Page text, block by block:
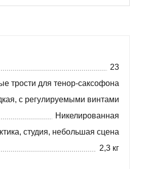
23
трости для тенор-саксофона
с регулируемыми винтами
Никелированная
студия, небольшая сцена
2,3 кг